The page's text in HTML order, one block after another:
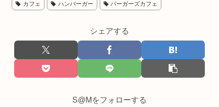
カフェ ハンバーガー バーガーズカフェ
シェアする
S@Mをフォローする